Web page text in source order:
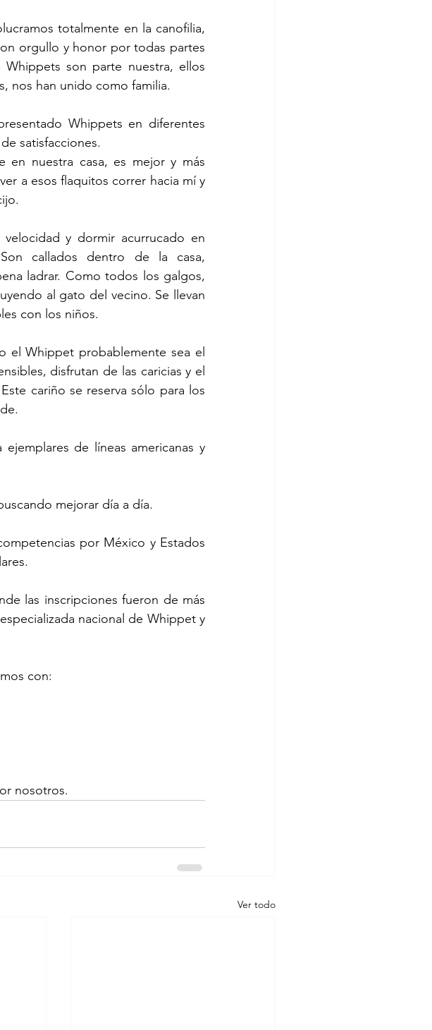
totalmente en la canofilia,
orgullo y honor por todas partes
son parte nuestra, ellos
nos han unido como familia.
Whippets en diferentes
satisfacciones.
en nuestra casa, es mejor y más
a esos flaquitos correr hacia mí y
y dormir acurrucado en
callados dentro de la casa,
ladrar. Como todos los galgos,
al gato del vecino. Se llevan
con los niños.
el Whippet probablemente sea el
disfrutan de las caricias y el
cariño se reserva sólo para los
de líneas americanas y
mejorar día a día.
por México y Estados
las inscripciones fueron de más
nacional de Whippet y
con:
nosotros.
Ver todo